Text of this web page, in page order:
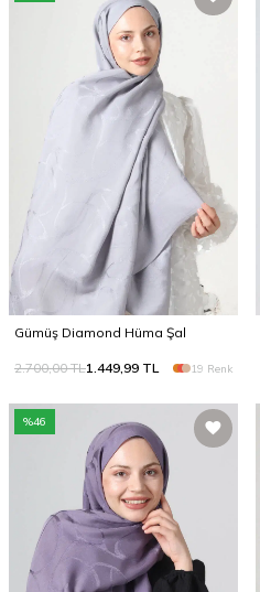
Gümüş Diamond Hüma Şal
2.700,00TL1.449,99 TL 19 Renk
%46